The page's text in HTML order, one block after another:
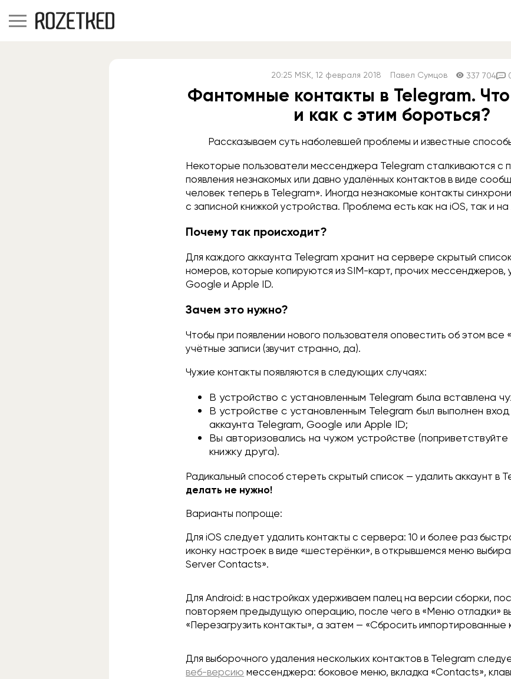
20:25 MSK, 12 февраля 2018 Павел Сумцов 337 704
Фантомные контакты в Telegram. Что
и как с этим бороться?
Рассказываем суть наболевшей проблемы и известные
Некоторые пользователи мессенджера Telegram сталкиваются с
появления незнакомых или давно удалённых контактов в виде
человек теперь в Telegram». Иногда незнакомые контакты
с записной книжкой устройства. Проблема есть как на iOS, так и
Почему так происходит?
Для каждого аккаунта Telegram хранит на сервере скрытый
номеров, которые копируются из SIM-карт, прочих мессенджеров,
Google и Apple ID.
Зачем это нужно?
Чтобы при появлении нового пользователя оповестить об этом все
учётные записи (звучит странно, да).
Чужие контакты появляются в следующих случаях:
В устройство с установленным Telegram была вставлена
В устройстве с установленным Telegram был выполнен
аккаунта Telegram, Google или Apple ID;
Вы авторизовались на чужом устройстве
книжку друга).
Радикальный способ стереть скрытый список — удалить аккаунт в
делать не нужно!
Варианты попроще:
Для iOS следует удалить контакты с сервера: 10 и более раз
иконку настроек в виде «шестерёнки», в открывшемся меню
Server Contacts».
Для Android: в настройках удерживаем палец на версии сборки,
повторяем предыдущую операцию, после чего в «Меню отладки»
«Перезагрузить контакты», а затем — «Сбросить импортированные
Для выборочного удаления нескольких контактов в Telegram
веб-версию мессенджера: боковое меню, вкладка «Contacts»,